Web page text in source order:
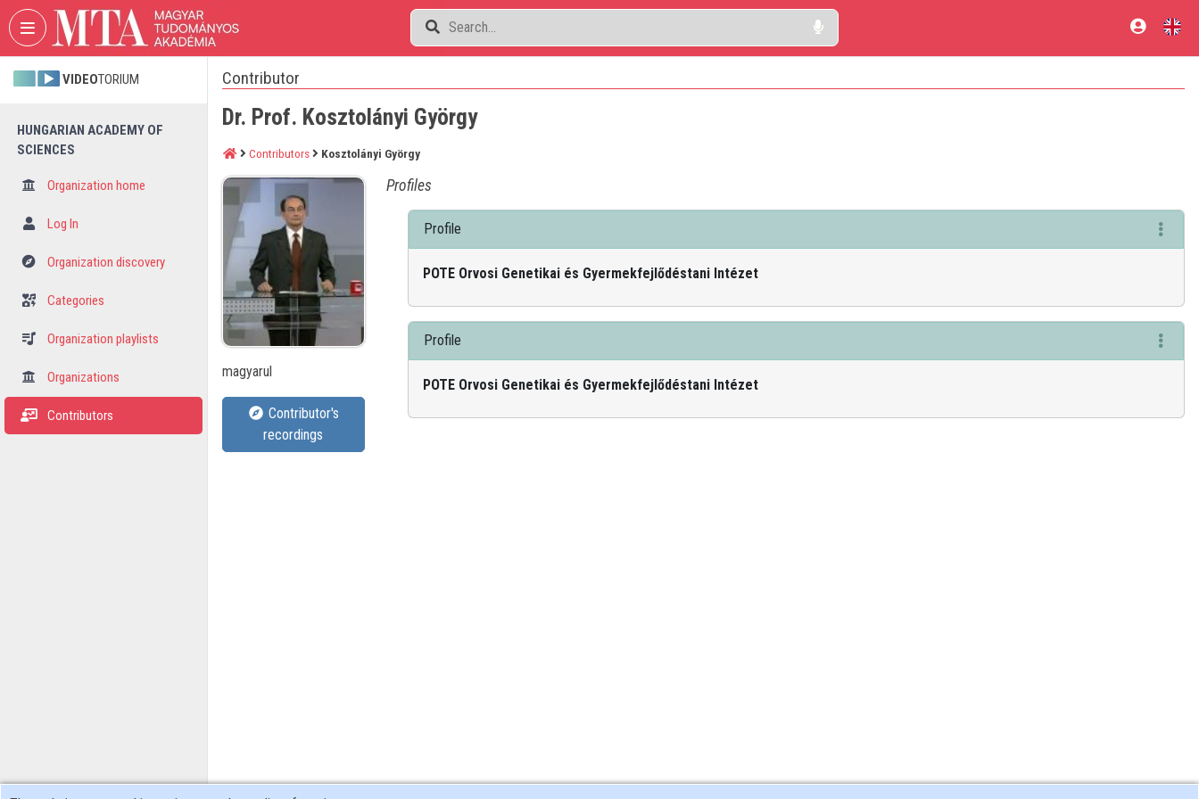
Skip header Skip menu Skip content
VIDEOTORIUM
HUNGARIAN ACADEMY OF
SCIENCES
Organization home
Log In
Organization discovery
Categories
Organization playlists
Organizations
Contributors
Contributor
Dr. Prof. Kosztolányi György
Contributors Kosztolányi György
magyarul
Contributor's
recordings
Profiles
Profile
POTE Orvosi Genetikai és Gyermekfejlődéstani Intézet
Profile
POTE Orvosi Genetikai és Gyermekfejlődéstani Intézet